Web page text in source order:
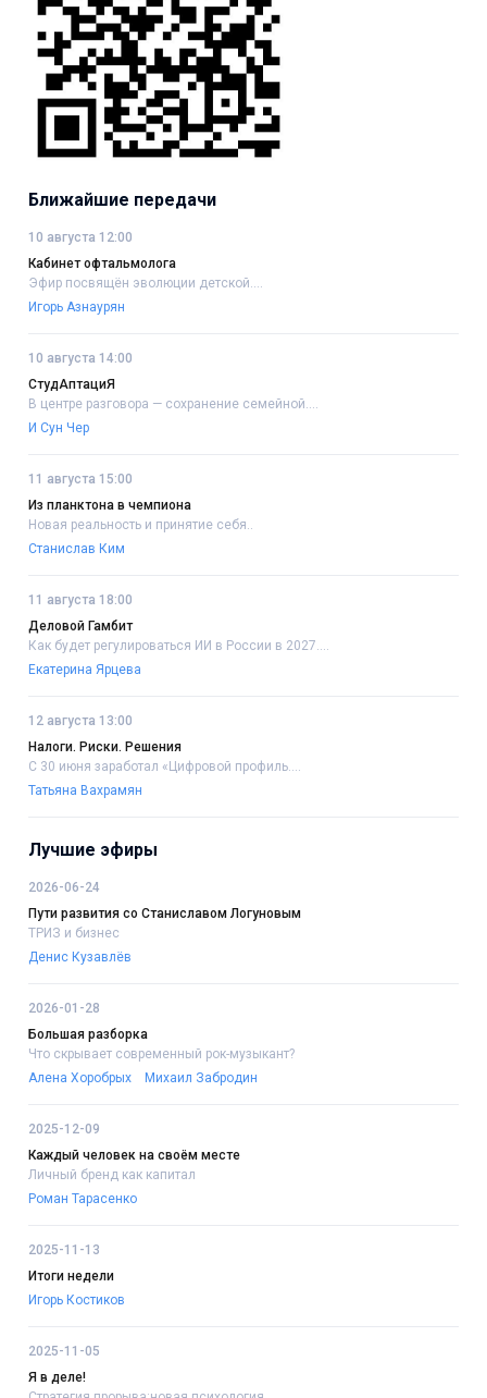
Ближайшие передачи
10 августа 12:00
Кабинет офтальмолога
Эфир посвящён эволюции детской....
Игорь Азнаурян
10 августа 14:00
СтудАптациЯ
В центре разговора — сохранение семейной....
И Сун Чер
11 августа 15:00
Из планктона в чемпиона
Новая реальность и принятие себя..
Станислав Ким
11 августа 18:00
Деловой Гамбит
Как будет регулироваться ИИ в России в 2027....
Екатерина Ярцева
12 августа 13:00
Налоги. Риски. Решения
С 30 июня заработал «Цифровой профиль....
Татьяна Вахрамян
Лучшие эфиры
2026-06-24
Пути развития со Станиславом Логуновым
ТРИЗ и бизнес
Денис Кузавлёв
2026-01-28
Большая разборка
Что скрывает современный рок-музыкант?
Алена Хоробрых
Михаил Забродин
2025-12-09
Каждый человек на своём месте
Личный бренд как капитал
Роман Тарасенко
2025-11-13
Итоги недели
Игорь Костиков
2025-11-05
Я в деле!